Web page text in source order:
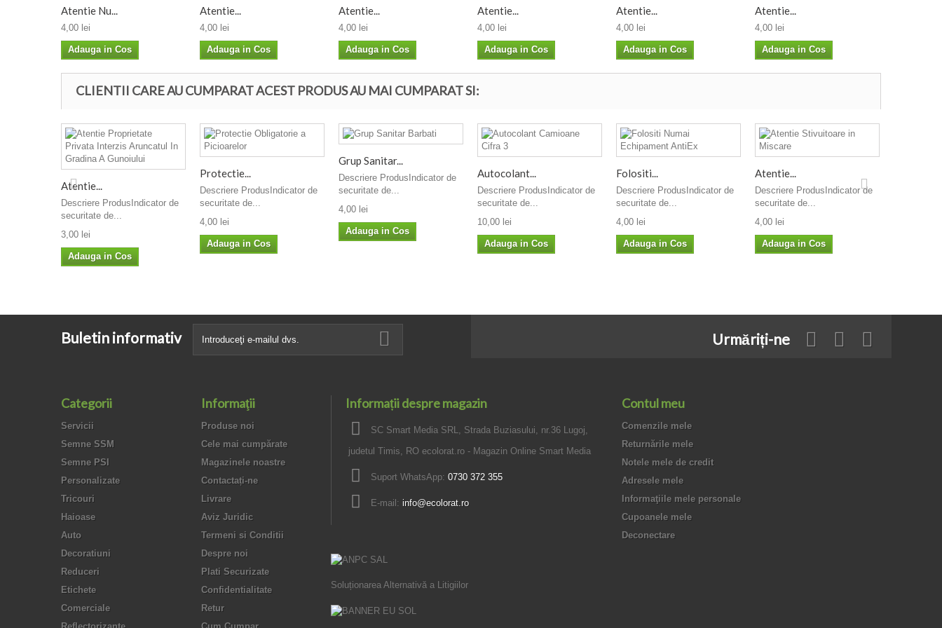
Atentie Nu...
4,00 lei
Adauga in Cos
Atentie...
4,00 lei
Adauga in Cos
Atentie...
4,00 lei
Adauga in Cos
Atentie...
4,00 lei
Adauga in Cos
Atentie...
4,00 lei
Adauga in Cos
Atentie...
4,00 lei
Adauga in Cos
CLIENTII CARE AU CUMPARAT ACEST PRODUS AU MAI CUMPARAT SI:
Atentie...
Descriere ProdusIndicator de
securitate de...
3,00 lei
Adauga in Cos
Protectie...
Descriere ProdusIndicator de
securitate de...
4,00 lei
Adauga in Cos
Grup Sanitar...
Descriere ProdusIndicator de
securitate de...
4,00 lei
Adauga in Cos
Autocolant...
Descriere ProdusIndicator de
securitate de...
10,00 lei
Adauga in Cos
Folositi...
Descriere ProdusIndicator de
securitate de...
4,00 lei
Adauga in Cos
Atentie...
Descriere ProdusIndicator de
securitate de...
4,00 lei
Adauga in Cos
Buletin informativ Urmăriți-ne
Categorii
Servicii
Semne SSM
Semne PSI
Personalizate
Tricouri
Haioase
Auto
Decoratiuni
Reduceri
Etichete
Comerciale
Informaţii
Produse noi
Cele mai cumpărate
Magazinele noastre
Contactați-ne
Livrare
Aviz Juridic
Termeni si Conditii
Despre noi
Plati Securizate
Confidentialitate
Retur
Informații despre magazin
SC Smart Media SRL, Strada Buziasului, nr.36 Lugoj,
judetul Timis, RO ecolorat.ro - Magazin Online Smart Media
Suport WhatsApp: 0730 372 355
E-mail: info@ecolorat.ro
Contul meu
Comenzile mele
Returnările mele
Notele mele de credit
Adresele mele
Informaţiile mele personale
Cupoanele mele
Deconectare
Soluționarea Alternativă a Litigiilor